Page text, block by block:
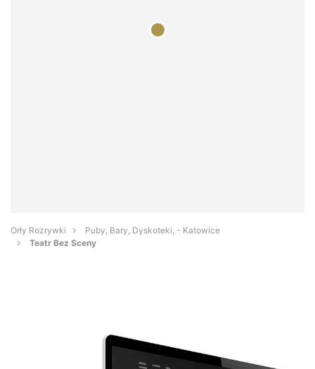
Orły Rozrywki
Puby, Bary, Dyskoteki, - Katowice
Teatr Bez Sceny